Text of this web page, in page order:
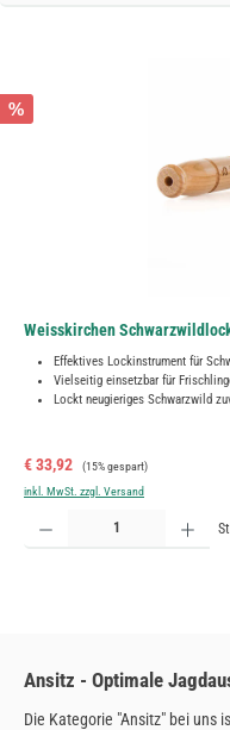
%
Weisskirchen
Effektives Lockinstrument für
Vielseitig einsetzbar für
Lockt neugieriges Schwarzwild
Verkaufspreis:
€ 33,92 Regulärer Preis:
(15% gespart)
inkl. MwSt. zzgl. Versand
Produkt Anzahl: Gib den gewünschten
Ansitz - Optimale
Die Kategorie "Ansitz" bei uns